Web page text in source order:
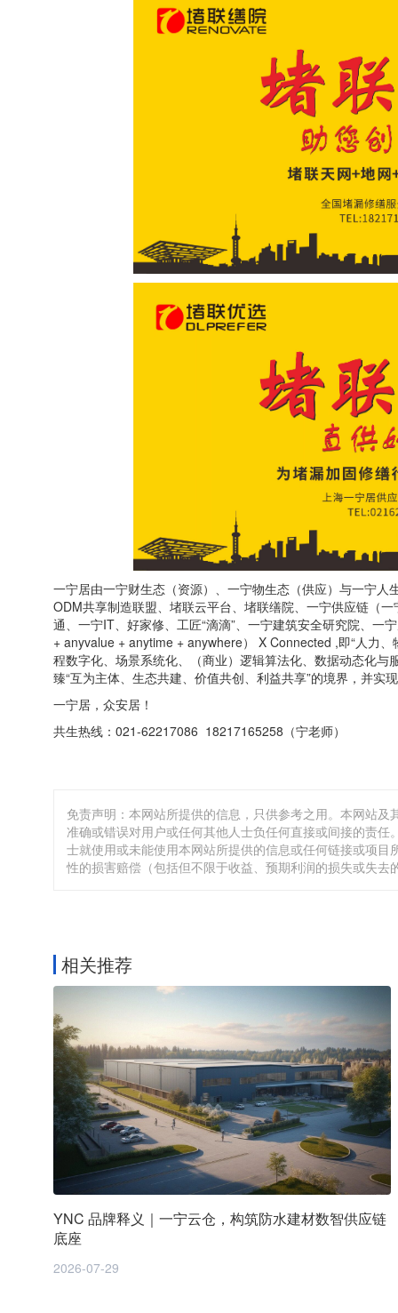
一宁居由一宁财生态（资源）、一宁物生态（供应）与一宁人
ODM共享制造联盟、堵联云平台、堵联缮院、一宁供应链（
通、一宁IT、好家修、工匠“滴滴”、一宁建筑安全研究院、
+ anyvalue + anytime + anywhere） X Connected ,即“人力、
程数字化、场景系统化、（商业）逻辑算法化、数据动态化
臻“互为主体、生态共建、价值共创、利益共享”的境界，并
一宁居，众安居！
共生热线：021-62217086 18217165258（宁老师）
免责声明：本网站所提供的信息，只供参考之用。本网站
准确或错误对用户或任何其他人士负任何直接或间接的责
士就使用或未能使用本网站所提供的信息或任何链接或项
性的损害赔偿（包括但不限于收益、预期利润的损失或失去
相关推荐
YNC 品牌释义｜一宁云仓，构筑防水建材数智供应链
底座
2026-07-29